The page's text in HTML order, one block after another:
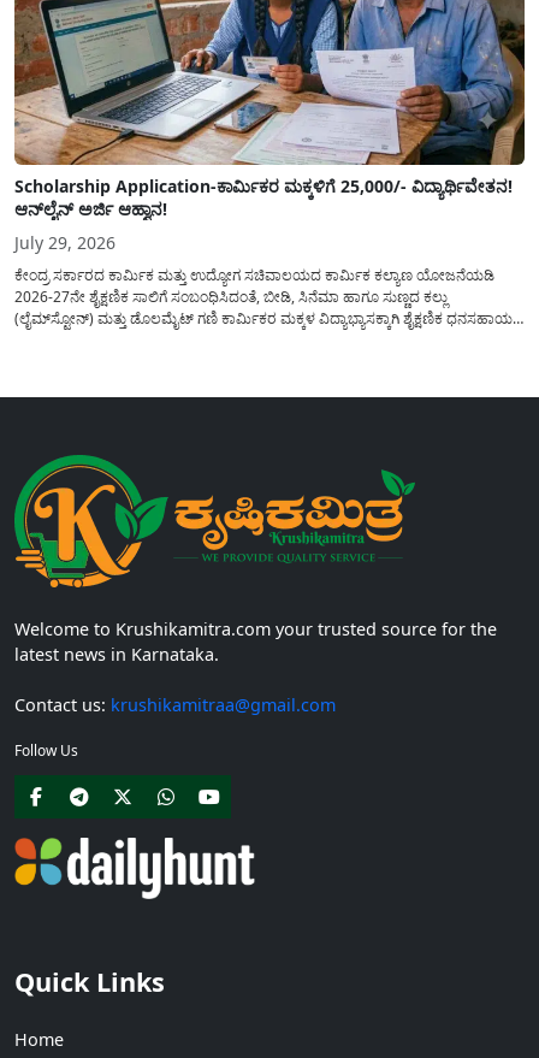
Scholarship Application-ಕಾರ್ಮಿಕರ ಮಕ್ಕಳಿಗೆ 25,000/- ವಿದ್ಯಾರ್ಥಿವೇತನ!
ಆನ್‍ಲೈನ್ ಅರ್ಜಿ ಆಹ್ವಾನ!
July 29, 2026
ಕೇಂದ್ರ ಸರ್ಕಾರದ ಕಾರ್ಮಿಕ ಮತ್ತು ಉದ್ಯೋಗ ಸಚಿವಾಲಯದ ಕಾರ್ಮಿಕ ಕಲ್ಯಾಣ ಯೋಜನೆಯಡಿ
2026-27ನೇ ಶೈಕ್ಷಣಿಕ ಸಾಲಿಗೆ ಸಂಬಂಧಿಸಿದಂತೆ, ಬೀಡಿ, ಸಿನೆಮಾ ಹಾಗೂ ಸುಣ್ಣದ ಕಲ್ಲು
(ಲೈಮ್‍ಸ್ಟೋನ್) ಮತ್ತು ಡೊಲಮೈಟ್ ಗಣಿ ಕಾರ್ಮಿಕರ ಮಕ್ಕಳ ವಿದ್ಯಾಭ್ಯಾಸಕ್ಕಾಗಿ ಶೈಕ್ಷಣಿಕ ಧನಸಹಾಯ/
Welcome to Krushikamitra.com your trusted source for the
latest news in Karnataka.
Contact us: krushikamitraa@gmail.com
Follow Us
Quick Links
Home